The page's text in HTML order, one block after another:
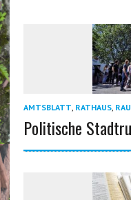
AMTSBLATT, RATHAUS,
Politische